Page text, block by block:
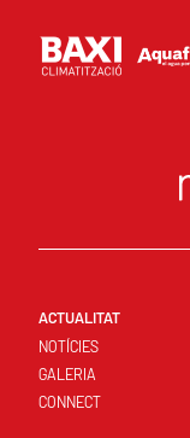
ACTUALITAT
NOTÍCIES
GALERIA
CONNECT